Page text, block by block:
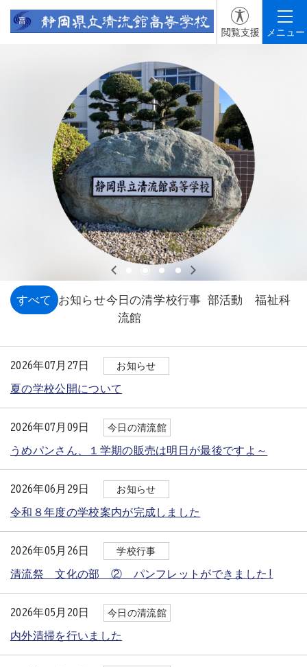
閲覧支援 メニュー
すべて お知らせ今日の清
流館
学校行事 部活動 福祉科
2026年07月27日 お知らせ
夏の学校公開について
2026年07月09日 今日の清流館
うめパンさん、１学期の販売は明日が最後ですよ～
2026年06月29日 お知らせ
令和８年度の学校案内が完成しました
2026年05月26日 学校行事
清流祭 文化の部 ② パンフレットができました!
2026年05月20日 今日の清流館
内外清掃を行いました